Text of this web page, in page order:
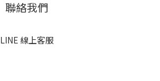
聯絡我們
LINE 線上客服